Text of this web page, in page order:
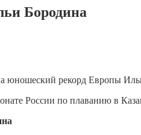
Бородина
юношеский рекорд Европы
России по плаванию в